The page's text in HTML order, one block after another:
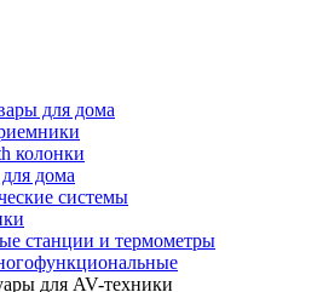
для дома
колонки
дома
системы
станции и термометры
для AV-техники